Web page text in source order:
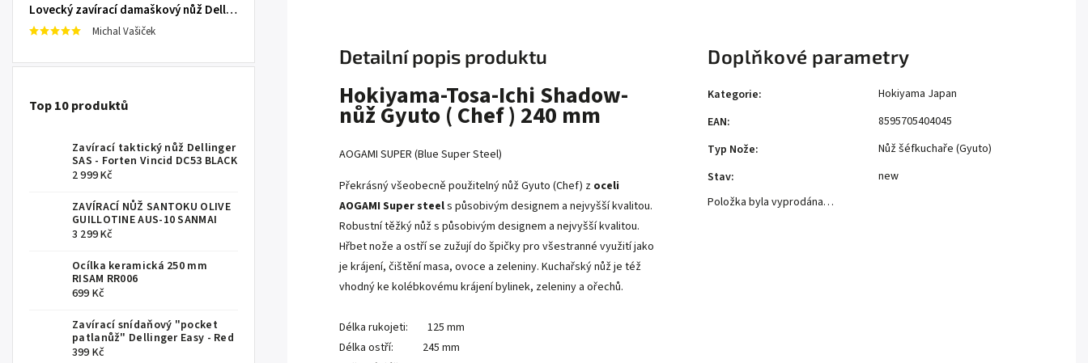
Lovecký zavírací damaškový nůž Dellinger Damask Star
Michal Vašiček
Top 10 produktů
Zavírací taktický nůž Dellinger
SAS - Forten Vincid DC53 BLACK
2 999 Kč
ZAVÍRACÍ NŮŽ SANTOKU OLIVE
GUILLOTINE AUS-10 SANMAI
3 299 Kč
Ocílka keramická 250 mm
RISAM RR006
699 Kč
Zavírací snídaňový "pocket
patlanůž" Dellinger Easy - Red
399 Kč
Detailní popis produktu
Hokiyama-Tosa-Ichi Shadow-
nůž Gyuto ( Chef ) 240 mm
AOGAMI SUPER (Blue Super Steel)
Překrásný všeobecně použitelný nůž Gyuto (Chef) z oceli
AOGAMI Super steels působivým designem a nejvyšší kvalitou.
Robustní těžký nůž s působivým designem a nejvyšší kvalitou.
Hřbet nože a ostří se zužují do špičky pro všestranné využití jako
je krájení, čištění masa, ovoce a zeleniny. Kuchařský nůž je též
vhodný ke kolébkovému krájení bylinek, zeleniny a ořechů.
Délka rukojeti: 125 mm
Délka ostří: 245 mm
Doplňkové parametry
Kategorie:
Hokiyama Japan
EAN:
8595705404045
Typ Nože:
Nůž šéfkuchaře (Gyuto)
Stav:
new
Položka byla vyprodána…